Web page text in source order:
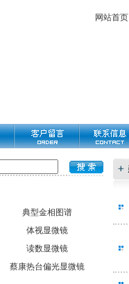
网站首页
典型金相图谱
体视显微镜
读数显微镜
蔡康热台偏光显微镜